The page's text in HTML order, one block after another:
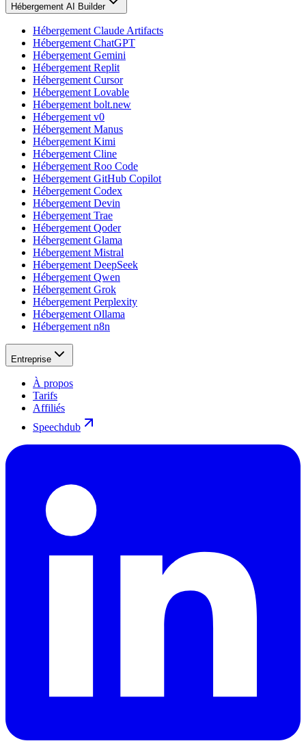
Hébergement AI Builder
Hébergement Claude Artifacts
Hébergement ChatGPT
Hébergement Gemini
Hébergement Replit
Hébergement Cursor
Hébergement Lovable
Hébergement bolt.new
Hébergement v0
Hébergement Manus
Hébergement Kimi
Hébergement Cline
Hébergement Roo Code
Hébergement GitHub Copilot
Hébergement Codex
Hébergement Devin
Hébergement Trae
Hébergement Qoder
Hébergement Glama
Hébergement Mistral
Hébergement DeepSeek
Hébergement Qwen
Hébergement Grok
Hébergement Perplexity
Hébergement Ollama
Hébergement n8n
Entreprise
À propos
Tarifs
Affiliés
Speechdub